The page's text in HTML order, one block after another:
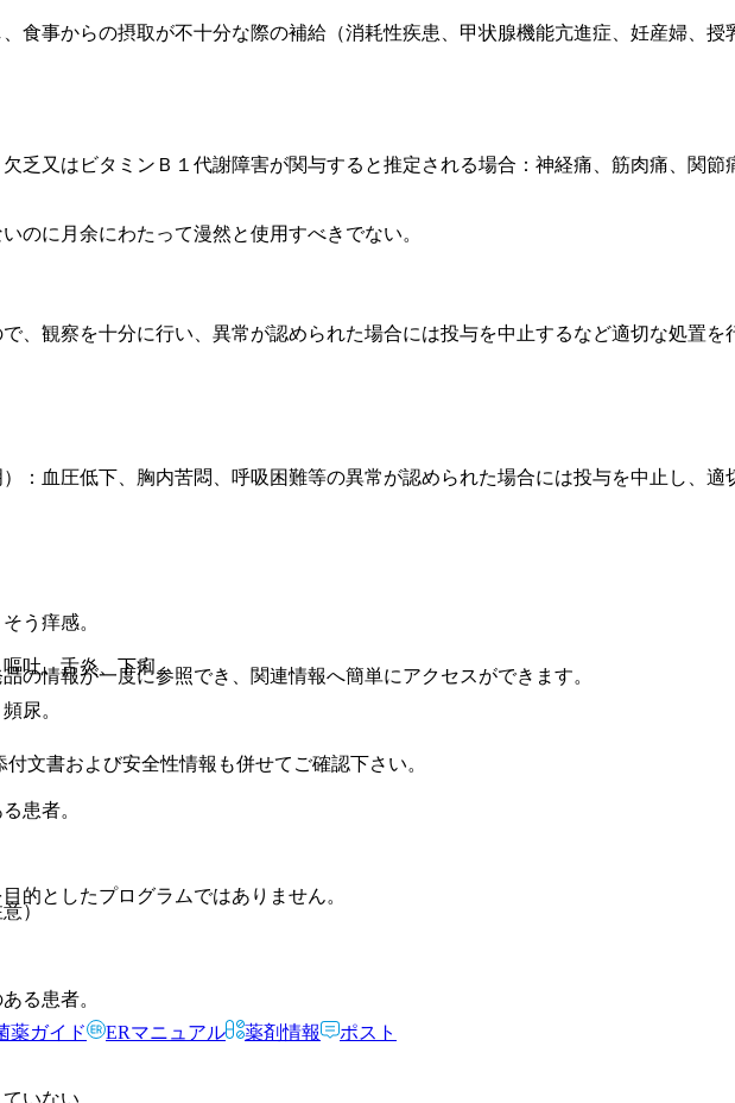
食事からの摂取が不十分な際の補給（消耗性疾患、甲状腺機能亢進症、妊産婦、授
乏又はビタミンＢ１代謝障害が関与すると推定される場合：神経痛、筋肉痛、関
のに月余にわたって漫然と使用すべきでない。
、観察を十分に行い、異常が認められた場合には投与を中止するなど適切な処置を
：血圧低下、胸内苦悶、呼吸困難等の異常が認められた場合には投与を中止し、適
う痒感。
吐、舌炎、下痢。
尿。
患者。
）
る患者。
の情報が一度に参照でき、関連情報へ簡単にアクセスができます。
文書および安全性情報も併せてご確認下さい。
的としたプログラムではありません。
薬ガイド ERマニュアル 薬剤情報 ポスト